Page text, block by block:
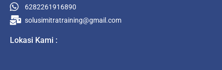
6282261916890
solusimitratraining@gmail.com
Lokasi Kami :